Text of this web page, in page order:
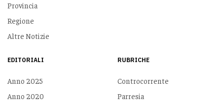
Provincia
Regione
Altre Notizie
EDITORIALI
Anno 2025
Anno 2020
RUBRICHE
Controcorrente
Parresia